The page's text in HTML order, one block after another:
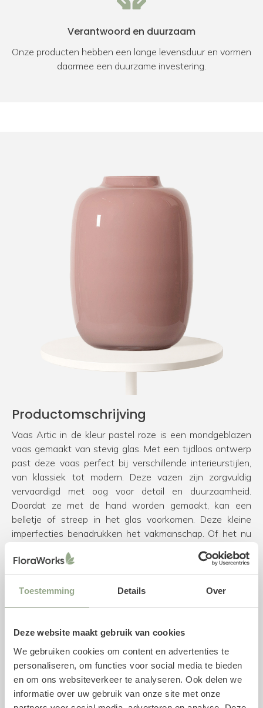
Toestemming Details Over
Deze website maakt gebruik van cookies
We gebruiken cookies om content en advertenties te
personaliseren, om functies voor social media te bieden
en om ons websiteverkeer te analyseren. Ook delen we
informatie over uw gebruik van onze site met onze
Verantwoord en duurzaam
Onze producten hebben een lange levensduur en vormen
daarmee een duurzame investering.
Productomschrijving
Vaas Artic in de kleur pastel roze is een mondgeblazen
vaas gemaakt van stevig glas. Met een tijdloos ontwerp
past deze vaas perfect bij verschillende interieurstijlen,
van klassiek tot modern. Deze vazen zijn zorgvuldig
vervaardigd met oog voor detail en duurzaamheid.
Doordat ze met de hand worden gemaakt, kan een
belletje of streep in het glas voorkomen. Deze kleine
imperfecties benadrukken het vakmanschap. Of het nu
eettafel, als een decoratief accent op een dressoir of als
een geschenk voor een speciale gelegenheid, deze
glazen vaas is een mooie toevoeging aan elke ruimte.
Diameter: 21 cm
Hoogte: 29 cm
Kleur: Roze
Materiaal: Glas
Merk: Vase the World